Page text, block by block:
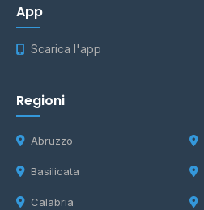
App
Scarica l'app
Regioni
Abruzzo
Basilicata
Calabria